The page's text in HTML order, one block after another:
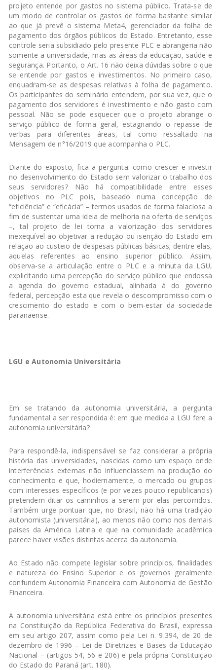
projeto entende por gastos no sistema público. Trata-se de
um modo de controlar os gastos de forma bastante similar
ao que já prevê o sistema Meta4, gerenciador da folha de
pagamento dos órgãos públicos do Estado. Entretanto, esse
controle seria subsidiado pelo presente PLC e abrangeria não
somente a universidade, mas as áreas da educação, saúde e
segurança. Portanto, o Art. 16 não deixa dúvidas sobre o que
se entende por gastos e investimentos. No primeiro caso,
enquadram-se as despesas relativas à folha de pagamento.
Os participantes do seminário entendem, por sua vez, que o
pagamento dos servidores é investimento e não gasto com
pessoal. Não se pode esquecer que o projeto abrange o
serviço público de forma geral, estagnando o repasse de
verbas para diferentes áreas, tal como ressaltado na
Mensagem de n°16/2019 que acompanha o PLC.
Diante do exposto, fica a pergunta: como crescer e investir
no desenvolvimento do Estado sem valorizar o trabalho dos
seus servidores? Não há compatibilidade entre esses
objetivos no PLC pois, baseado numa concepção de
“eficiência” e “eficácia” – termos usados de forma falaciosa a
fim de sustentar uma ideia de melhoria na oferta de serviços
–, tal projeto de lei torna a valorização dos servidores
inexequível ao objetivar a redução ou isenção do Estado em
relação ao custeio de despesas públicas básicas; dentre elas,
aquelas referentes ao ensino superior público. Assim,
observa-se a articulação entre o PLC e a minuta da LGU,
explicitando uma percepção do serviço público que endossa
a agenda do governo estadual, alinhada à do governo
federal, percepção esta que revela o descompromisso com o
crescimento do estado e com o bem-estar da sociedade
paranaense.
LGU e Autonomia Universitária
Em se tratando da autonomia universitária, a pergunta
fundamental a ser respondida é: em que medida a LGU fere a
autonomia universitária?
Para respondê-la, indispensável se faz considerar a própria
história das universidades, nascidas como um espaço onde
interferências externas não influenciassem na produção do
conhecimento e que, hodiernamente, o mercado ou grupos
com interesses específicos (e por vezes pouco republicanos)
pretendem ditar os caminhos a serem por elas percorridos.
Também urge pontuar que, no Brasil, não há uma tradição
autonomista (universitária), ao menos não como nos demais
países da América Latina e que na comunidade acadêmica
parece haver visões distintas acerca da autonomia.
Ao Estado não compete legislar sobre princípios, finalidades
e natureza do Ensino Superior e os governos geralmente
confundem Autonomia Financeira com Autonomia de Gestão
Financeira.
A autonomia universitária está entre os princípios presentes
na Constituição da República Federativa do Brasil, expressa
em seu artigo 207, assim como pela Lei n. 9.394, de 20 de
dezembro de 1996 – Lei de Diretrizes e Bases da Educação
Nacional – (artigos 54, 56 e 206) e pela própria Constituição
do Estado do Paraná (art. 180).